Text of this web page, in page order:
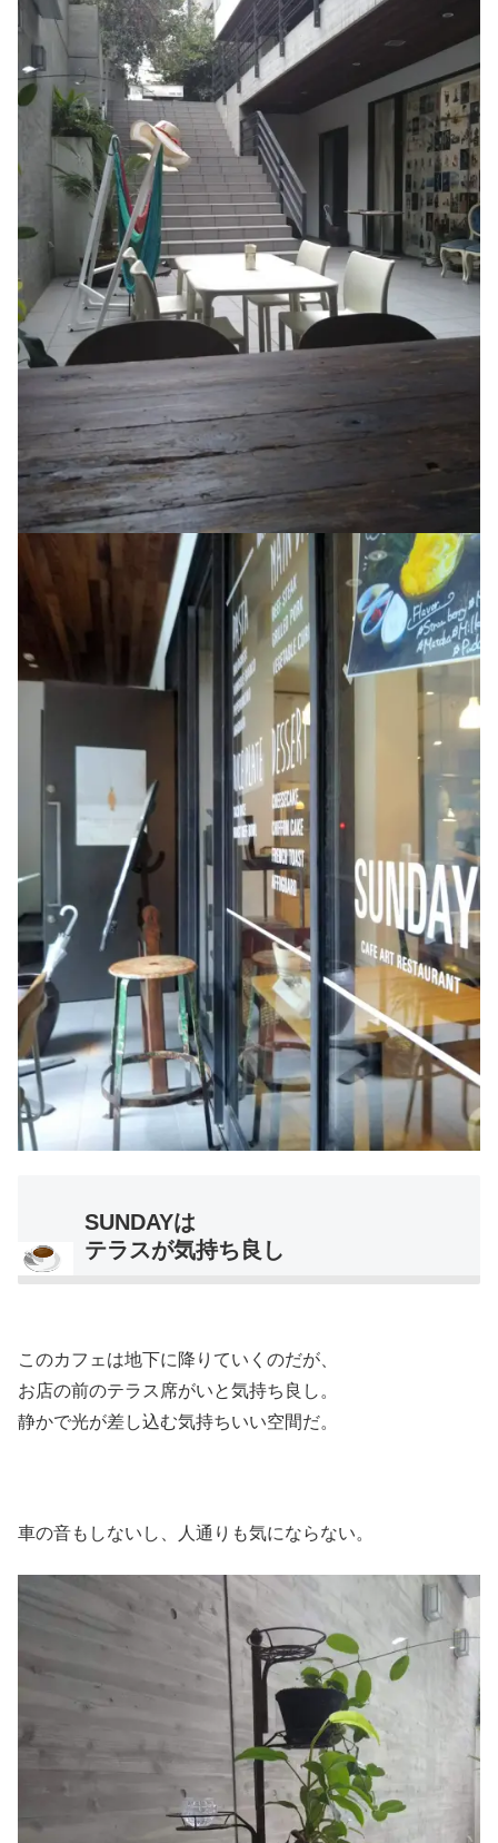
SUNDAYは
テラスが気持ち良し
このカフェは地下に降りていくのだが、
お店の前のテラス席がいと気持ち良し。
静かで光が差し込む気持ちいい空間だ。
車の音もしないし、人通りも気にならない。